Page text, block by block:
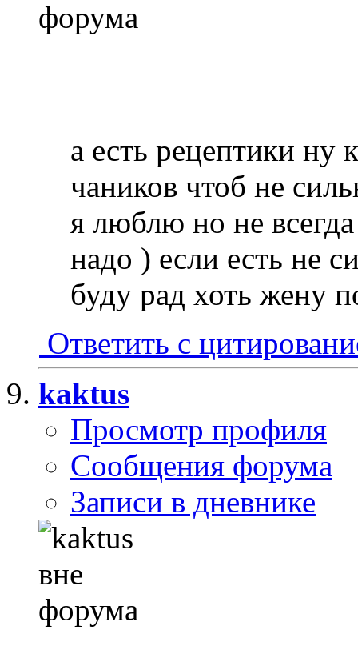
а есть рецептики
чаников чтоб не
я люблю но не
надо ) если есть не
буду рад хоть жену
Ответить с
kaktus
Просмотр профиля
Сообщения форума
Записи в дневнике